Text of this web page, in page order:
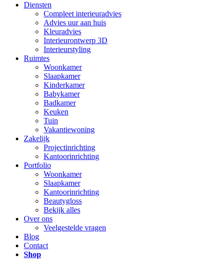
Diensten
Compleet interieuradvies
Advies uur aan huis
Kleuradvies
Interieurontwerp 3D
Interieurstyling
Ruimtes
Woonkamer
Slaapkamer
Kinderkamer
Babykamer
Badkamer
Keuken
Tuin
Vakantiewoning
Zakelijk
Projectinrichting
Kantoorinrichting
Portfolio
Woonkamer
Slaapkamer
Kantoorinrichting
Beautygloss
Bekijk alles
Over ons
Veelgestelde vragen
Blog
Contact
Shop